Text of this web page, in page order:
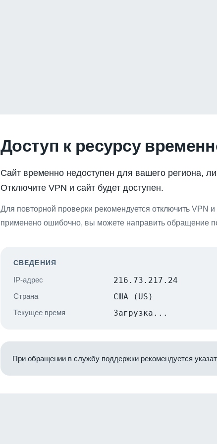
Доступ к ресурсу
Сайт временно недоступен для вашего региона,
Отключите VPN и сайт будет доступен.
Для повторной проверки рекомендуется отключить VPN
применено ошибочно, вы можете направить обращение
СВЕДЕНИЯ
IP-адрес 216.73.217.24
Страна США (US)
Текущее время Загрузка...
При обращении в службу поддержки рекомендуется